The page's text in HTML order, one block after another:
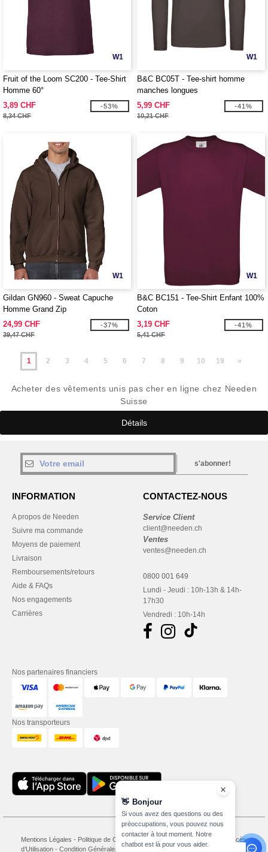
W1
Fruit of the Loom SC200 - Tee-Shirt
Homme 60°
3,89 CHF
8,34 CHF
-53%
W1
B&C BC05T - Tee-shirt homme
manches longues
5,99 CHF
10,21 CHF
-41%
W1
Gildan GN960 - Sweat Capuche
Homme Grand Zip
24,99 CHF
39,47 CHF
-37%
W1
B&C BC151 - Tee-Shirt Enfant 100%
Coton
3,19 CHF
5,41 CHF
-41%
1 2 3 4 5 6 7 8 9 10 19 »
Acheter des vêtements unis pas cher en ligne chez Needen
Suisse
Détails
s'abonner!
INFORMATION
A propos de Needen
Suivre ma commande
Moyens de paiement
Livraison
Remboursements/retours
Aide & FAQs
Nos engagements
Carrières
CONTACTEZ-NOUS
Service Client
client@needen.ch
Ventes
ventes@needen.ch
0800 001 649
Lundi - Jeudi : 10h-13h & 14h-
17h30
Vendredi : 10h-14h
Nos partenaires financiers
Nos transporteurs
Mentions Légales - Politique de Confidentialité
Conditions Générales d’Accès et
d’Utilisation- Condition Générales d'Achat-Politique de Cookies-
👋 Bonjour
Si vous avez des questions ou des
préoccupations, vous pouvez nous
contacter à tout moment. Notre
chatbot est là pour vous aider.